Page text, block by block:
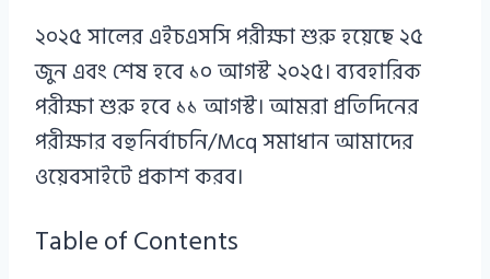
২০২৫ সালের এইচএসসি পরীক্ষা শুরু হয়েছে ২৫
জুন এবং শেষ হবে ১০ আগস্ট ২০২৫। ব্যবহারিক
পরীক্ষা শুরু হবে ১১ আগস্ট। আমরা প্রতিদিনের
পরীক্ষার বহুনির্বাচনি/Mcq সমাধান আমাদের
ওয়েবসাইটে প্রকাশ করব।
Table of Contents